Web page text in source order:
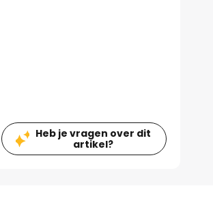
Heb je vragen over dit
artikel?